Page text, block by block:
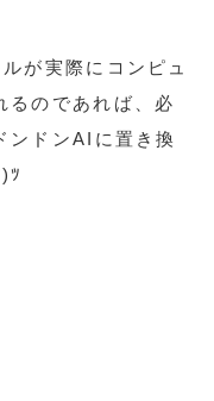
が実際にコンピュ
るのであれば、必
ンドンAIに置き換
ﾂ